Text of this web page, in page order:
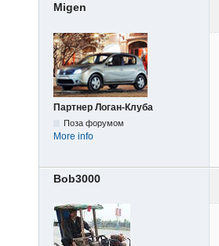
Migen
Партнер Логан-Клуба
Поза форумом
More info
Bob3000